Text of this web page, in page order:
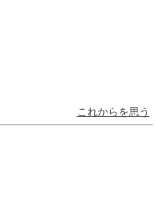
これからを思う